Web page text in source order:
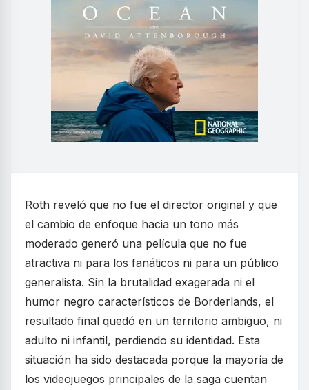
Roth reveló que no fue el director original y que
el cambio de enfoque hacia un tono más
moderado generó una película que no fue
atractiva ni para los fanáticos ni para un público
generalista. Sin la brutalidad exagerada ni el
humor negro característicos de Borderlands, el
resultado final quedó en un territorio ambiguo, ni
adulto ni infantil, perdiendo su identidad. Esta
situación ha sido destacada porque la mayoría de
los videojuegos principales de la saga cuentan